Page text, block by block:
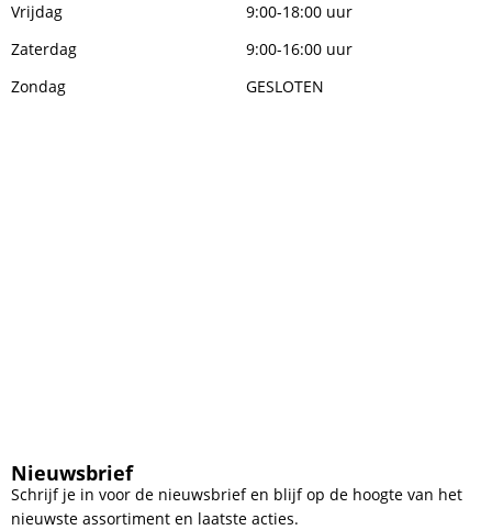
Vrijdag
9:00-18:00 uur
Zaterdag
9:00-16:00 uur
Zondag
GESLOTEN
Nieuwsbrief
Schrijf je in voor de nieuwsbrief en blijf op de hoogte van het
nieuwste assortiment en laatste acties.